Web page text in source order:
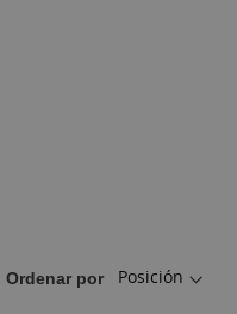
Ordenar por